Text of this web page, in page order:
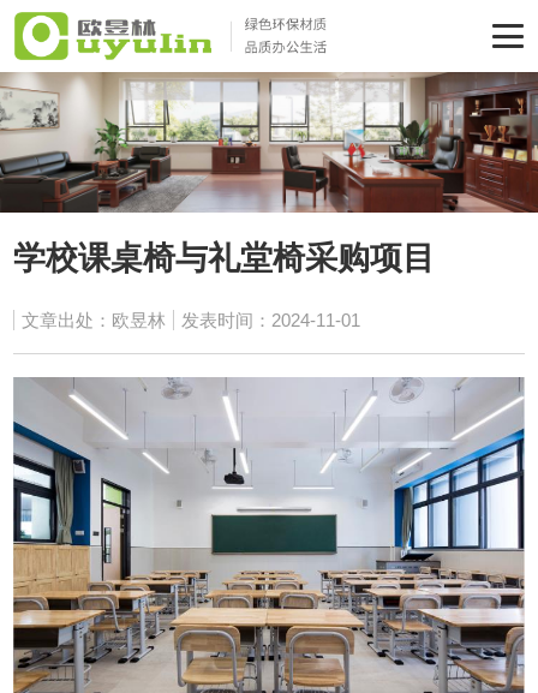
学校课桌椅与礼堂椅采购项目
文章出处：欧昱林 发表时间：2024-11-01